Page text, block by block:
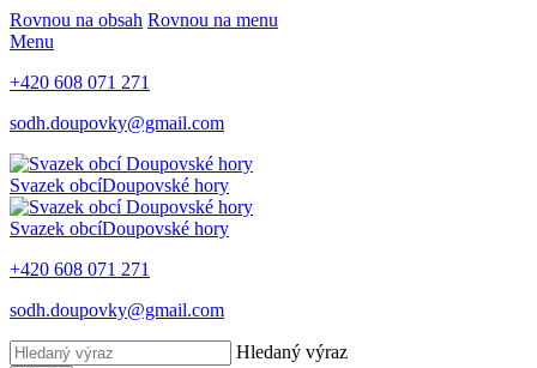
Rovnou na obsah Rovnou na menu
Menu
+420 608 071 271
sodh.doupovky@gmail.com
Svazek obcíDoupovské hory
Svazek obcíDoupovské hory
+420 608 071 271
sodh.doupovky@gmail.com
Hledaný výraz